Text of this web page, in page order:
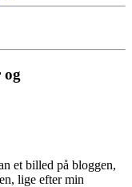
og
et billed på bloggen,
lige efter min